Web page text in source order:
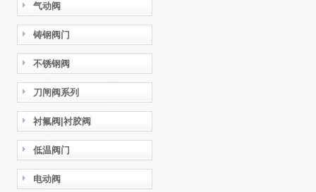
气动阀
铸钢阀门
不锈钢阀
刀闸阀系列
衬氟阀|衬胶阀
低温阀门
电动阀